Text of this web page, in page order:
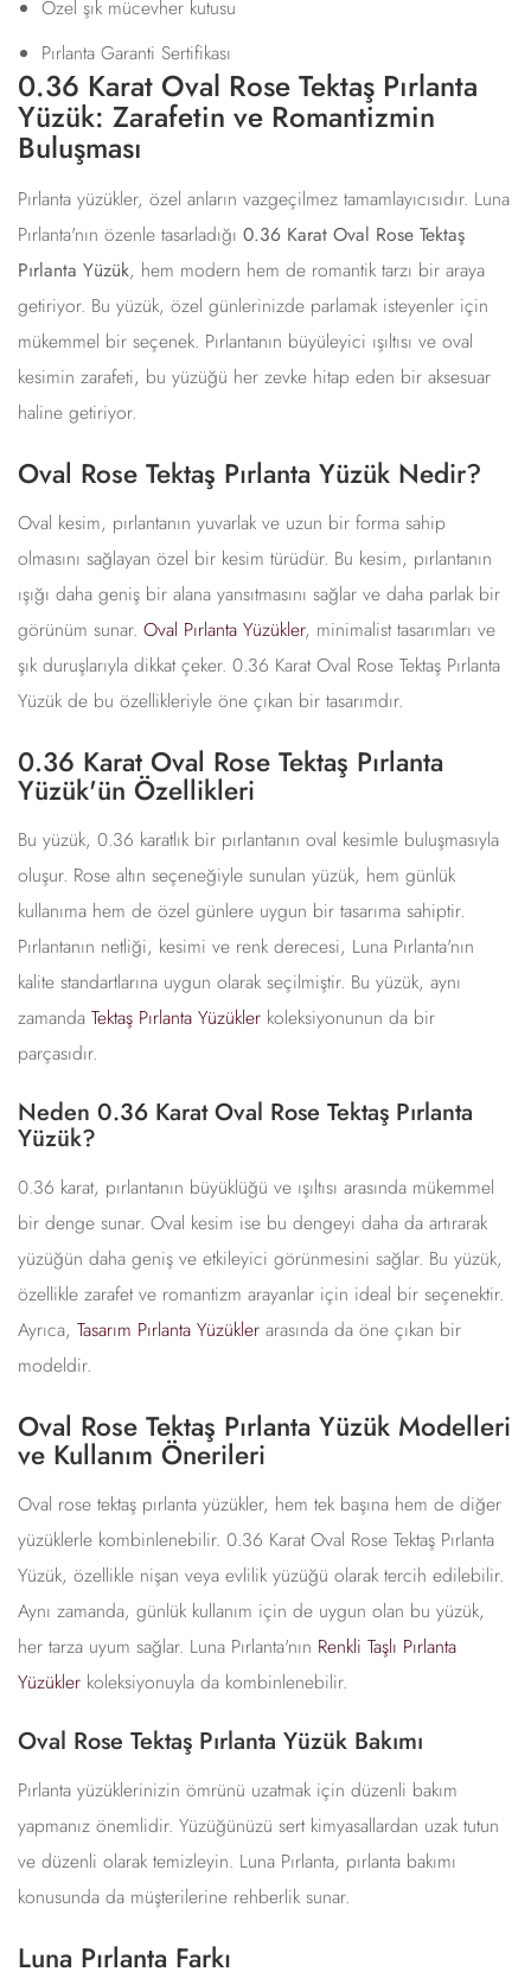
Özel şık mücevher kutusu
Pırlanta Garanti Sertifikası
0.36 Karat Oval Rose Tektaş Pırlanta
Yüzük: Zarafetin ve Romantizmin
Buluşması
Pırlanta yüzükler, özel anların vazgeçilmez tamamlayıcısıdır. Luna
Pırlanta'nın özenle tasarladığı 0.36 Karat Oval Rose Tektaş
Pırlanta Yüzük, hem modern hem de romantik tarzı bir araya
getiriyor. Bu yüzük, özel günlerinizde parlamak isteyenler için
mükemmel bir seçenek. Pırlantanın büyüleyici ışıltısı ve oval
kesimin zarafeti, bu yüzüğü her zevke hitap eden bir aksesuar
haline getiriyor.
Oval Rose Tektaş Pırlanta Yüzük Nedir?
Oval kesim, pırlantanın yuvarlak ve uzun bir forma sahip
olmasını sağlayan özel bir kesim türüdür. Bu kesim, pırlantanın
ışığı daha geniş bir alana yansıtmasını sağlar ve daha parlak bir
görünüm sunar. Oval Pırlanta Yüzükler, minimalist tasarımları ve
şık duruşlarıyla dikkat çeker. 0.36 Karat Oval Rose Tektaş Pırlanta
Yüzük de bu özellikleriyle öne çıkan bir tasarımdır.
0.36 Karat Oval Rose Tektaş Pırlanta
Yüzük'ün Özellikleri
Bu yüzük, 0.36 karatlık bir pırlantanın oval kesimle buluşmasıyla
oluşur. Rose altın seçeneğiyle sunulan yüzük, hem günlük
kullanıma hem de özel günlere uygun bir tasarıma sahiptir.
Pırlantanın netliği, kesimi ve renk derecesi, Luna Pırlanta'nın
kalite standartlarına uygun olarak seçilmiştir. Bu yüzük, aynı
zamanda Tektaş Pırlanta Yüzükler koleksiyonunun da bir
parçasıdır.
Neden 0.36 Karat Oval Rose Tektaş Pırlanta
Yüzük?
0.36 karat, pırlantanın büyüklüğü ve ışıltısı arasında mükemmel
bir denge sunar. Oval kesim ise bu dengeyi daha da artırarak
yüzüğün daha geniş ve etkileyici görünmesini sağlar. Bu yüzük,
özellikle zarafet ve romantizm arayanlar için ideal bir seçenektir.
Ayrıca, Tasarım Pırlanta Yüzükler arasında da öne çıkan bir
modeldir.
Oval Rose Tektaş Pırlanta Yüzük Modelleri
ve Kullanım Önerileri
Oval rose tektaş pırlanta yüzükler, hem tek başına hem de diğer
yüzüklerle kombinlenebilir. 0.36 Karat Oval Rose Tektaş Pırlanta
Yüzük, özellikle nişan veya evlilik yüzüğü olarak tercih edilebilir.
Aynı zamanda, günlük kullanım için de uygun olan bu yüzük,
her tarza uyum sağlar. Luna Pırlanta'nın Renkli Taşlı Pırlanta
Yüzükler koleksiyonuyla da kombinlenebilir.
Oval Rose Tektaş Pırlanta Yüzük Bakımı
Pırlanta yüzüklerinizin ömrünü uzatmak için düzenli bakım
yapmanız önemlidir. Yüzüğünüzü sert kimyasallardan uzak tutun
ve düzenli olarak temizleyin. Luna Pırlanta, pırlanta bakımı
konusunda da müşterilerine rehberlik sunar.
Luna Pırlanta Farkı